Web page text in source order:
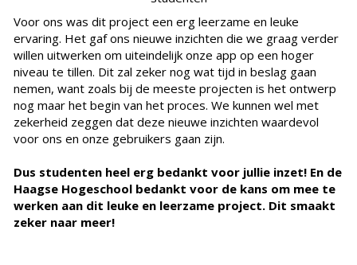
Voor ons was dit project een erg leerzame en leuke
ervaring. Het gaf ons nieuwe inzichten die we graag verder
willen uitwerken om uiteindelijk onze app op een hoger
niveau te tillen. Dit zal zeker nog wat tijd in beslag gaan
nemen, want zoals bij de meeste projecten is het ontwerp
nog maar het begin van het proces. We kunnen wel met
zekerheid zeggen dat deze nieuwe inzichten waardevol
voor ons en onze gebruikers gaan zijn.
Dus studenten heel erg bedankt voor jullie inzet! En de
Haagse Hogeschool bedankt voor de kans om mee te
werken aan dit leuke en leerzame project. Dit smaakt
zeker naar meer!